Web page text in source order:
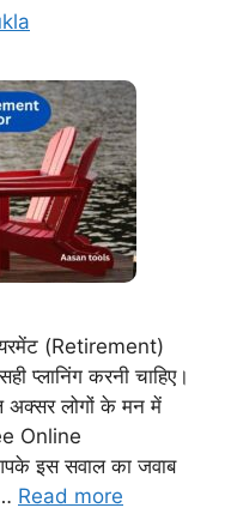
(Retirement)
प्लानिंग करनी चाहिए।
अक्सर लोगों के मन में
Online
इस सवाल का जवाब
Read more